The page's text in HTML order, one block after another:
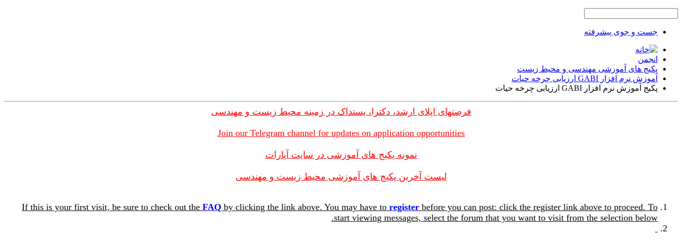
جست و جوی پیشرفته
انجمن
پکیج های آموزشی مهندسی و محیط زیست
آموزش نرم افزار GABI ارزیابی چرخه حیات
پکیج آموزش نرم افزار GABI ارزیابی چرخه حیات
فرصتهای اپلای ارشد، دکترا، پستداک در زمینه محیط زیست و مهندسی
Join our Telegram channel for updates on application opportunities
نمونه پکیج های آموزشی در سایت آپارات
لیست آخرین پکیج های آموزشی محیط زیست و مهندسی
If this is your first visit, be sure to check out the FAQ by clicking the link above. You may have to register before you can post: click the register link above to proceed. To
start viewing messages, select the forum that you want to visit from the selection below.